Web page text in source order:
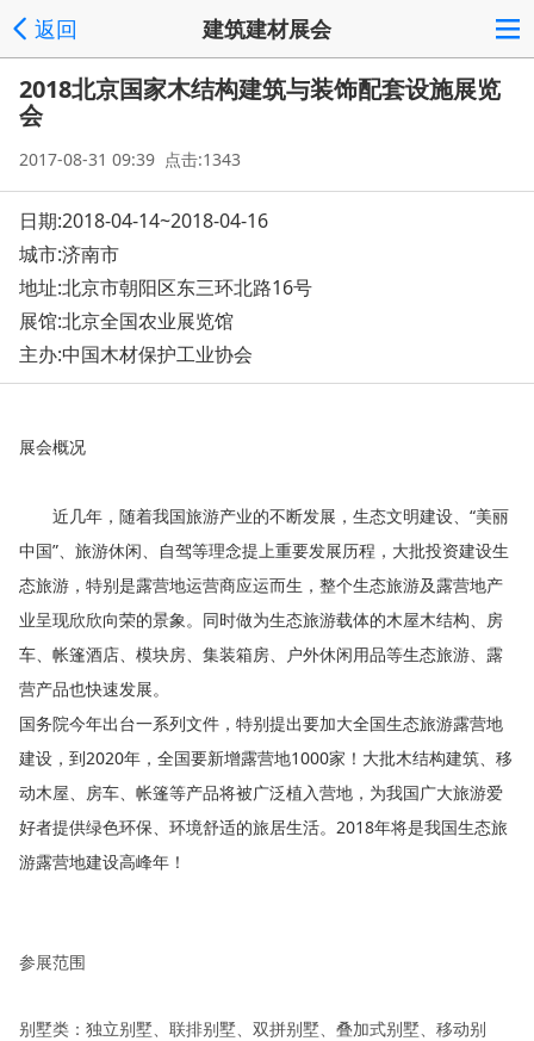
返回 建筑建材展会
2018北京国家木结构建筑与装饰配套设施展览
会
2017-08-31 09:39 点击:1343
日期:2018-04-14~2018-04-16
城市:济南市
地址:北京市朝阳区东三环北路16号
展馆:北京全国农业展览馆
主办:中国木材保护工业协会
展会概况
近几年，随着我国旅游产业的不断发展，生态文明建设、“美丽
中国”、旅游休闲、自驾等理念提上重要发展历程，大批投资建设生
态旅游，特别是露营地运营商应运而生，整个生态旅游及露营地产
业呈现欣欣向荣的景象。同时做为生态旅游载体的木屋木结构、房
车、帐篷酒店、模块房、集装箱房、户外休闲用品等生态旅游、露
营产品也快速发展。
国务院今年出台一系列文件，特别提出要加大全国生态旅游露营地
建设，到2020年，全国要新增露营地1000家！大批木结构建筑、移
动木屋、房车、帐篷等产品将被广泛植入营地，为我国广大旅游爱
好者提供绿色环保、环境舒适的旅居生活。2018年将是我国生态旅
游露营地建设高峰年！
参展范围
别墅类：独立别墅、联排别墅、双拼别墅、叠加式别墅、移动别